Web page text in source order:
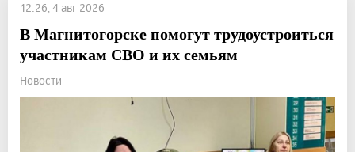
12:26, 4 авг 2026
В Магнитогорске помогут трудоустроиться
участникам СВО и их семьям
Новости